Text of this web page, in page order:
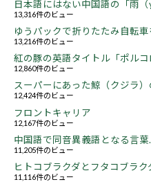
日本語にはない中国語の「雨
13,316件のビュー
ゆうパックで折りたたみ自転
13,216件のビュー
紅の豚の英語タイトル「ポル
12,860件のビュー
スーパーにあった鯨（クジラ
12,424件のビュー
フロントキャリア
12,167件のビュー
中国語で同音異義語となる言葉
11,205件のビュー
ヒトコブラクダとフタコブラク
11,116件のビュー